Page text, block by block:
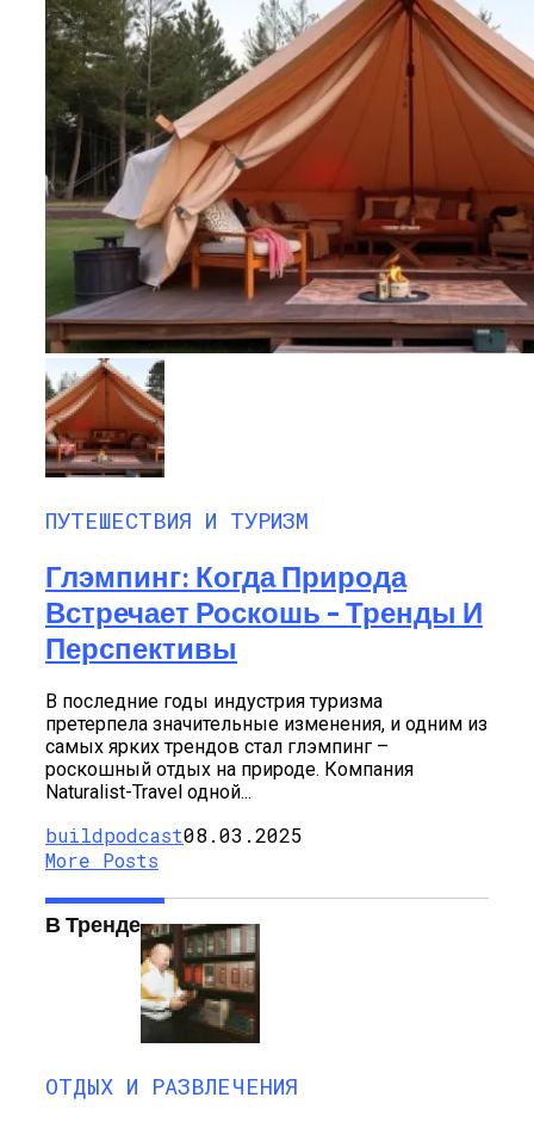
ПУТЕШЕСТВИЯ И ТУРИЗМ
Глэмпинг: Когда Природа
Встречает Роскошь – Тренды И
Перспективы
В последние годы индустрия туризма
претерпела значительные изменения, и одним из
самых ярких трендов стал глэмпинг –
роскошный отдых на природе. Компания
Naturalist-Travel одной...
buildpodcast08.03.2025
More Posts
В Тренде
ОТДЫХ И РАЗВЛЕЧЕНИЯ